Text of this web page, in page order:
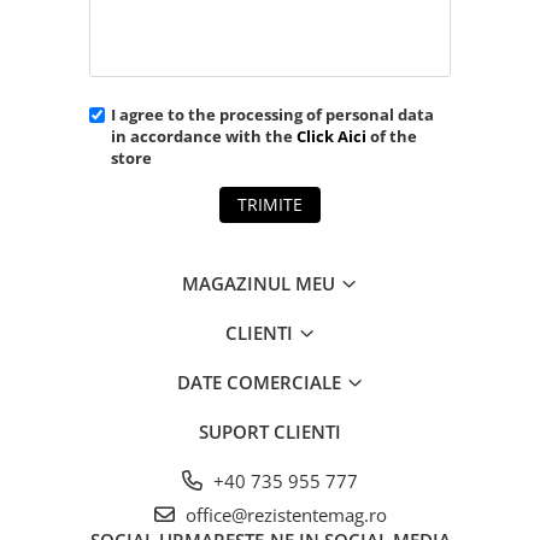
I agree to the processing of personal data
in accordance with theClick Aici of the
store
TRIMITE
MAGAZINUL MEU
CLIENTI
DATE COMERCIALE
SUPORT CLIENTI
+40 735 955 777
office@rezistentemag.ro